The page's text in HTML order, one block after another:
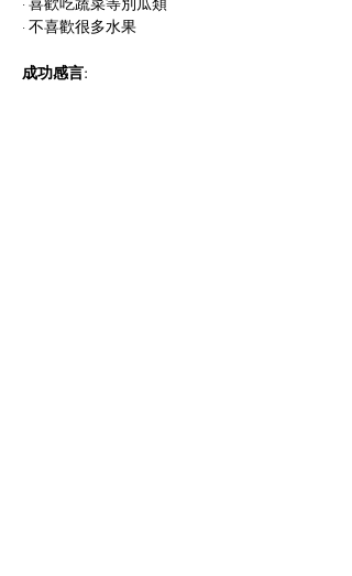
· 不喜歡很多水果
成功感言: